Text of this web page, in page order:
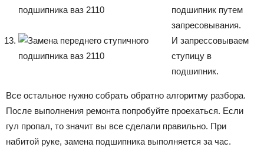
подшипник путем
запресовывания.
И запрессовываем
ступицу в
подшипник.
Все остальное нужно собрать обратно алгоритму разбора.
После выполнения ремонта попробуйте проехаться. Если
гул пропал, то значит вы все сделали правильно. При
набитой руке, замена подшипника выполняется за час.